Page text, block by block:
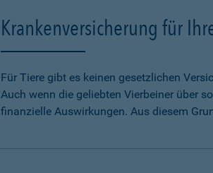
Krankenversicherung für
Für Tiere gibt es keinen gesetzlichen
Auch wenn die geliebten Vierbeiner über
finanzielle Auswirkungen. Aus diesem